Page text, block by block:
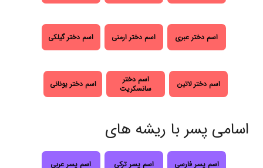
اسم دختر عبری اسم دختر ارمنی اسم دختر گیلکی
اسم دختر لاتین
اسم دختر
سانسکریت
اسم دختر یونانی
اسامی پسر با ریشه های
اسم پسر فارسی اسم پسر ترکی اسم پسر عربی